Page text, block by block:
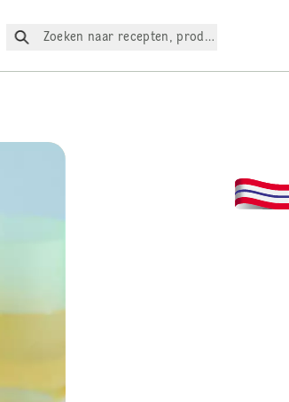
Zoeken naar recepten, producten, enz.